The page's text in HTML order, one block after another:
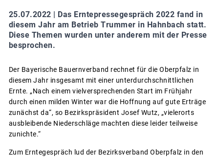
25.07.2022 |
Das Erntepressegespräch 2022 fand in
diesem Jahr am Betrieb Trummer in Hahnbach statt.
Diese Themen wurden unter anderem mit der Presse
besprochen.
Der Bayerische Bauernverband rechnet für die Oberpfalz in
diesem Jahr insgesamt mit einer unterdurchschnittlichen
Ernte. „Nach einem vielversprechenden Start im Frühjahr
durch einen milden Winter war die Hoffnung auf gute Erträge
zunächst da“, so Bezirkspräsident Josef Wutz, „vielerorts
ausbleibende Niederschläge machten diese leider teilweise
zunichte.“
Zum Erntegespräch lud der Bezirksverband Oberpfalz in den